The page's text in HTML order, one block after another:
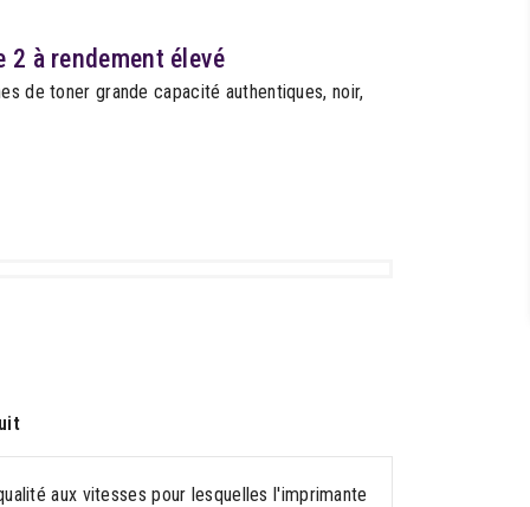
2 à rendement élevé
de toner grande capacité authentiques, noir,
aux vitesses pour lesquelles l'imprimante